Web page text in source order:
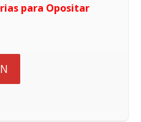
para Opositar